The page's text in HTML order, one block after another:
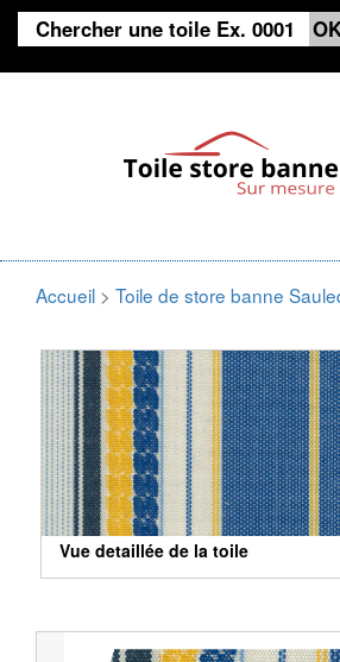
Accueil >Toile de store banne
Vue detaillée de la toile